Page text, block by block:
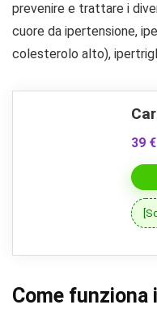
prevenire e trattare i
cuore da ipertensione,
colesterolo alto),
39 €
Come funziona